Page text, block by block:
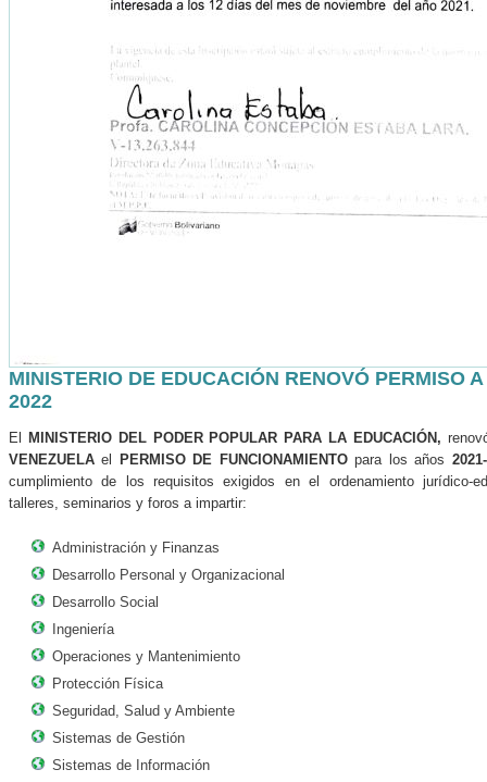
MINISTERIO DE EDUCACIÓN RENOVÓ PERMISO
2022
El MINISTERIO DEL PODER POPULAR PARA LA EDUCACIÓN,
VENEZUELA el PERMISO DE FUNCIONAMIENTOpara los años
cumplimiento de los requisitos exigidos en el ordenamiento jurídico-
talleres, seminarios y foros a impartir:
Administración y Finanzas
Desarrollo Personal y Organizacional
Desarrollo Social
Ingeniería
Operaciones y Mantenimiento
Protección Física
Seguridad, Salud y Ambiente
Sistemas de Gestión
Sistemas de Información